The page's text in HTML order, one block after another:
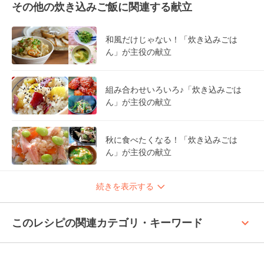
その他の炊き込みご飯に関連する献立
和風だけじゃない！「炊き込みごは
ん」が主役の献立
組み合わせいろいろ♪「炊き込みごは
ん」が主役の献立
秋に食べたくなる！「炊き込みごは
ん」が主役の献立
続きを表示する
このレシピの関連カテゴリ・キーワード keyboard_arrow_up